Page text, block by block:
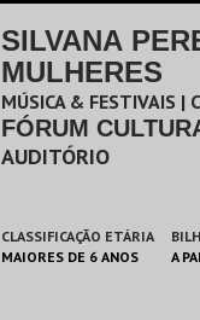
SILVANA
MULHERES
MÚSICA & FESTIVAIS |
FÓRUM
AUDITÓRIO
CLASSIFICAÇÃO ETÁRIA
MAIORES DE 6 ANOS
A